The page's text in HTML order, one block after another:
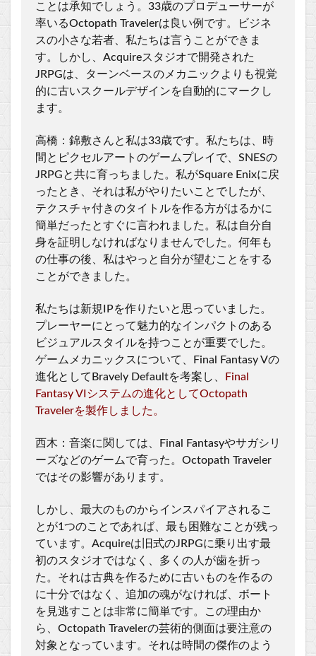
ことは承知でしょう。33歳のプロデューサーが
率いるOctopath Travelerは良い例です。ビジネ
スの小さな若者、私たちは言うことができま
す。しかし、Acquireスタジオで開発された
JRPGは、ターンベースのメカニックよりも視覚
的に古いスクールデザインを自動的にマークし
ます。
高橋：錦敷さんと私は33歳です。私たちは、時
間とピクセルアートのゲームプレイで、SNESの
JRPGと共に育っちました。私がSquare Enixに戻
ったとき、それは私がやりたいことでしたが、
テクスチャ付きのタイトルを作る方がはるかに
簡単だったとすぐに言われました。私は自分自
身を証明しなければなりませんでした。何年も
の仕事の後、私はやっと自分が望むことをする
ことができました。
私たちは新規IPを作りたいと思っていました。
プレーヤーにとって魅力的なインパクトのある
ビジュアルスタイルを持つことが重要でした。
ゲームメカニックスについて、Final Fantasy Vの
進化としてBravely Defaultを考案し、
Final
Fantasy VIシステムの進化としてOctopath
Travelerを製作しました。
西木：音楽に関しては、Final Fantasyやサガシリ
ーズなどのゲームで育った。Octopath Traveler
ではその影響があります。
しかし、最大のものからインスパイアされるこ
とが1つのことであれば、最も困難なことが残っ
ています。Acquireは旧式のJRPGに乗り出す最
初のスタジオではなく、多くの人が歯を折っ
た。それは古典を作るために古いものを作るの
に十分ではなく、追加の魂がなければ、ボート
を見逃すことは非常に簡単です。この理由か
ら、Octopath Travelerの芸術的側面は要注意の
対象となっています。それは時間の傑作のよう